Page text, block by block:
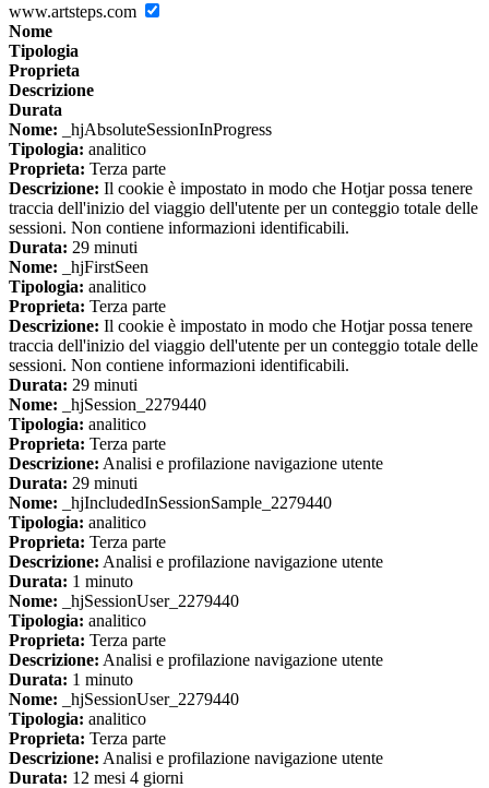
www.artsteps.com
Nome
Tipologia
Proprieta
Descrizione
Durata
Nome: _hjAbsoluteSessionInProgress
Tipologia: analitico
Proprieta: Terza parte
Descrizione: Il cookie è impostato in modo che Hotjar possa tenere
traccia dell'inizio del viaggio dell'utente per un conteggio totale delle
sessioni. Non contiene informazioni identificabili.
Durata: 29 minuti
Nome: _hjFirstSeen
Tipologia: analitico
Proprieta: Terza parte
Descrizione: Il cookie è impostato in modo che Hotjar possa tenere
traccia dell'inizio del viaggio dell'utente per un conteggio totale delle
sessioni. Non contiene informazioni identificabili.
Durata: 29 minuti
Nome: _hjSession_2279440
Tipologia: analitico
Proprieta: Terza parte
Descrizione: Analisi e profilazione navigazione utente
Durata: 29 minuti
Nome: _hjIncludedInSessionSample_2279440
Tipologia: analitico
Proprieta: Terza parte
Descrizione: Analisi e profilazione navigazione utente
Durata: 1 minuto
Nome: _hjSessionUser_2279440
Tipologia: analitico
Proprieta: Terza parte
Descrizione: Analisi e profilazione navigazione utente
Durata: 1 minuto
Nome: _hjSessionUser_2279440
Tipologia: analitico
Proprieta: Terza parte
Descrizione: Analisi e profilazione navigazione utente
Durata: 12 mesi 4 giorni